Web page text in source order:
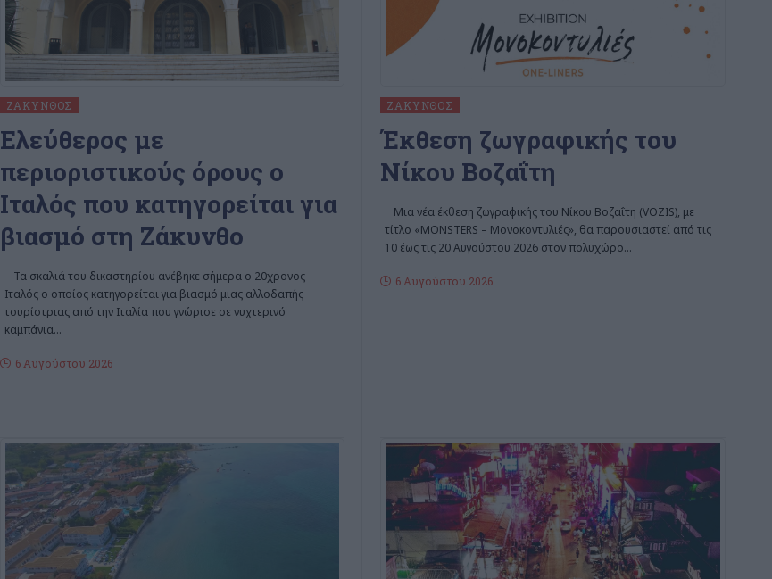
ΖΆΚΥΝΘΟΣ
Ελεύθερος με
περιοριστικούς όρους ο
Ιταλός που κατηγορείται για
βιασμό στη Ζάκυνθο
Τα σκαλιά του δικαστηρίου ανέβηκε σήμερα ο 20χρονος
Ιταλός ο οποίος κατηγορείται για βιασμό μιας αλλοδαπής
τουρίστριας από την Ιταλία που γνώρισε σε νυχτερινό
καμπάνια…
6 Αυγούστου 2026
ΖΆΚΥΝΘΟΣ
Έκθεση ζωγραφικής του
Νίκου Βοζαΐτη
Μια νέα έκθεση ζωγραφικής του Νίκου Βοζαΐτη (VOZIS), με
τίτλο «MONSTERS – Μονοκοντυλιές», θα παρουσιαστεί από τις
10 έως τις 20 Αυγούστου 2026 στον πολυχώρο…
6 Αυγούστου 2026